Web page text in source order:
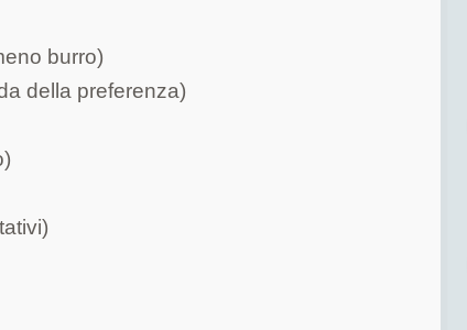
burro)
della preferenza)